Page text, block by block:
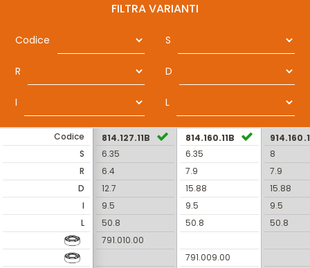
FILTRA VARIANTI
Codice S
R D
I L
Codice
S
R
D
I
L
814.127.11B
6.35
6.4
12.7
9.5
50.8
791.010.00
814.160.11B
6.35
7.9
15.88
9.5
50.8
791.009.00
8
7.9
15.88
9.5
50.8